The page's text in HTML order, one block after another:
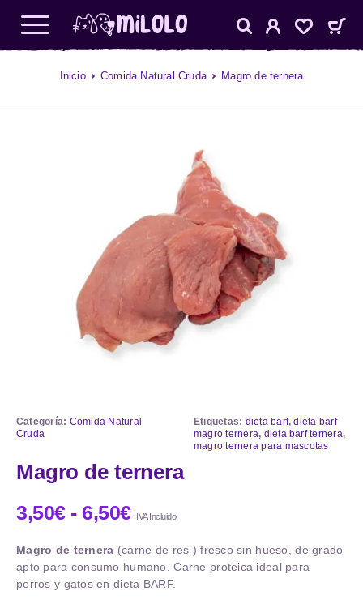
Inicio Comida Natural Cruda Magro de ternera
Categoría: Comida Natural
Cruda
Etiquetas: dieta barf,dieta barf
magro ternera, dieta barf ternera,
magro ternera para mascotas
Magro de ternera
3,50€ - 6,50€ IVA Incluido
Magro de ternera (carne de res ) fresco sin hueso, de grado
apto para consumo humano. Carne proteica ideal para
perros y gatos en dieta BARF.